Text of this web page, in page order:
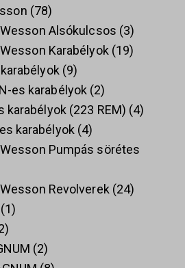
78
Alsókulcsos 3
Karabélyok 19
9
es karabélyok 2
karabélyok (223 REM) 4
karabélyok 4
Pumpás sörétes
Revolverek 24
1
2